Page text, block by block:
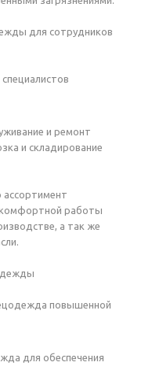
и ремонт
и складирование
ассортимент
работы
а так же
повышенной
для обеспечения